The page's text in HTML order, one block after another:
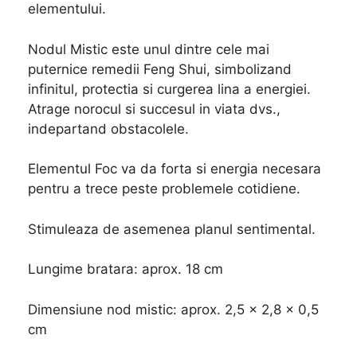
elementului.
Nodul Mistic este unul dintre cele mai
puternice remedii Feng Shui, simbolizand
infinitul, protectia si curgerea lina a energiei.
Atrage norocul si succesul in viata dvs.,
indepartand obstacolele.
Elementul Foc va da forta si energia necesara
pentru a trece peste problemele cotidiene.
Stimuleaza de asemenea planul sentimental.
Lungime bratara: aprox. 18 cm
Dimensiune nod mistic: aprox. 2,5 x 2,8 x 0,5
cm